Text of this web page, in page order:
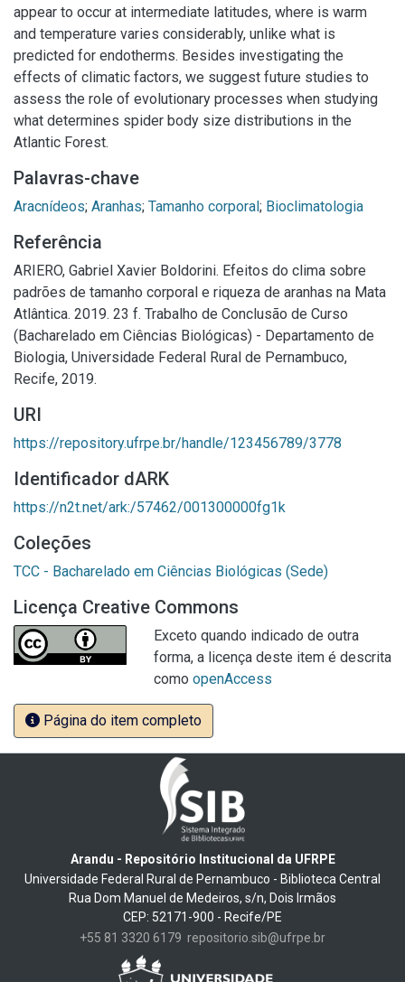
appear to occur at intermediate latitudes, where is warm
and temperature varies considerably, unlike what is
predicted for endotherms. Besides investigating the
effects of climatic factors, we suggest future studies to
assess the role of evolutionary processes when studying
what determines spider body size distributions in the
Atlantic Forest.
Palavras-chave
Aracnídeos; Aranhas; Tamanho corporal; Bioclimatologia
Referência
ARIERO, Gabriel Xavier Boldorini. Efeitos do clima sobre
padrões de tamanho corporal e riqueza de aranhas na Mata
Atlântica. 2019. 23 f. Trabalho de Conclusão de Curso
(Bacharelado em Ciências Biológicas) - Departamento de
Biologia, Universidade Federal Rural de Pernambuco,
Recife, 2019.
URI
https://repository.ufrpe.br/handle/123456789/3778
Identificador dARK
https://n2t.net/ark:/57462/001300000fg1k
Coleções
TCC - Bacharelado em Ciências Biológicas (Sede)
Licença Creative Commons
Exceto quando indicado de outra
forma, a licença deste item é descrita
como openAccess
Página do item completo
Arandu - Repositório Institucional da UFRPE
Universidade Federal Rural de Pernambuco - Biblioteca Central
Rua Dom Manuel de Medeiros, s/n, Dois Irmãos
CEP: 52171-900 - Recife/PE
+55 81 3320 6179 repositorio.sib@ufrpe.br